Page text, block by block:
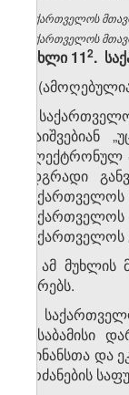
საქართველოს
საქართველოს
მუხლი 11​2.
2.
დაიშვებიან
ელექტრონულ
მდგრადი
3. ამ
პირებს.
4.
შესაბამისი
ფინანსთა და
ბრძანების